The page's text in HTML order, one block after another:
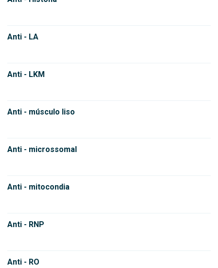
Anti - LA
Anti - LKM
Anti - músculo liso
Anti - microssomal
Anti - mitocondia
Anti - RNP
Anti - RO